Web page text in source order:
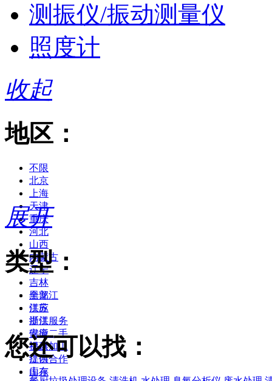
测振仪/振动测量仪
照度计
收起
地区：
不限
北京
上海
天津
重庆
河北
山西
内蒙古
辽宁
吉林
黑龙江
江苏
浙江
安徽
福建
江西
山东
展开
类型：
全部
供应
提供服务
供应二手
提供加工
提供合作
库存
您还可以找：